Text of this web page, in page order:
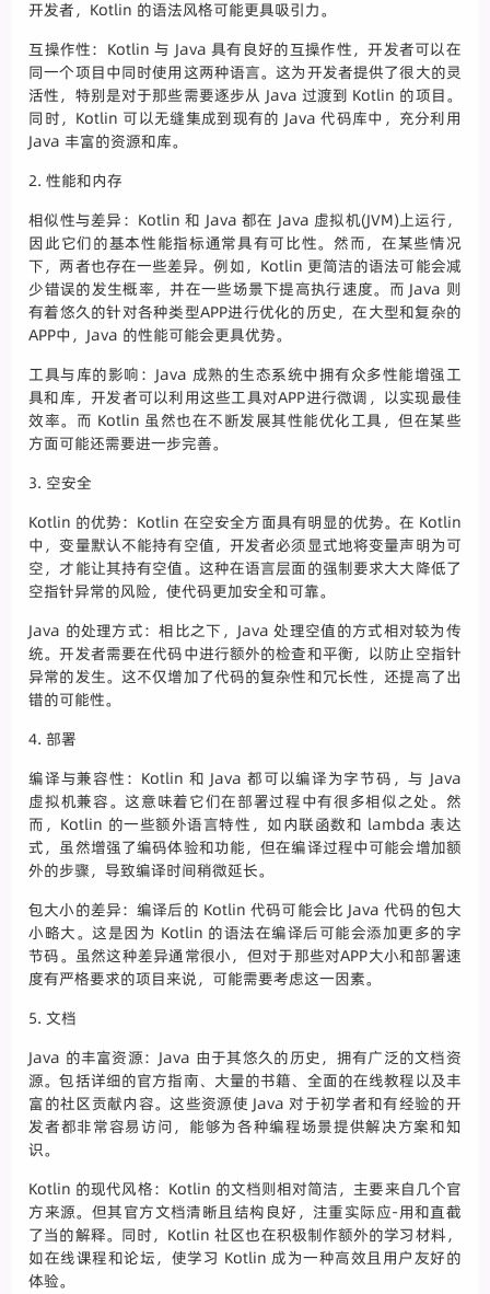
开发者，Kotlin 的语法风格可能更具吸引力。
互操作性：Kotlin 与 Java 具有良好的互操作性，开发者可以在
同一个项目中同时使用这两种语言。这为开发者提供了很大的灵
活性，特别是对于那些需要逐步从 Java 过渡到 Kotlin 的项目。
同时，Kotlin 可以无缝集成到现有的 Java 代码库中，充分利用
Java 丰富的资源和库。
2. 性能和内存
相似性与差异：Kotlin 和 Java 都在 Java 虚拟机(JVM)上运行，
因此它们的基本性能指标通常具有可比性。然而，在某些情况
下，两者也存在一些差异。例如，Kotlin 更简洁的语法可能会减
少错误的发生概率，并在一些场景下提高执行速度。而 Java 则
有着悠久的针对各种类型APP进行优化的历史，在大型和复杂的
APP中，Java 的性能可能会更具优势。
工具与库的影响：Java 成熟的生态系统中拥有众多性能增强工
具和库，开发者可以利用这些工具对APP进行微调，以实现最佳
效率。而 Kotlin 虽然也在不断发展其性能优化工具，但在某些
方面可能还需要进一步完善。
3. 空安全
Kotlin 的优势：Kotlin 在空安全方面具有明显的优势。在 Kotlin
中，变量默认不能持有空值，开发者必须显式地将变量声明为可
空，才能让其持有空值。这种在语言层面的强制要求大大降低了
空指针异常的风险，使代码更加安全和可靠。
Java 的处理方式：相比之下，Java 处理空值的方式相对较为传
统。开发者需要在代码中进行额外的检查和平衡，以防止空指针
异常的发生。这不仅增加了代码的复杂性和冗长性，还提高了出
错的可能性。
4. 部署
编译与兼容性：Kotlin 和 Java 都可以编译为字节码，与 Java
虚拟机兼容。这意味着它们在部署过程中有很多相似之处。然
而，Kotlin 的一些额外语言特性，如内联函数和 lambda 表达
式，虽然增强了编码体验和功能，但在编译过程中可能会增加额
外的步骤，导致编译时间稍微延长。
包大小的差异：编译后的 Kotlin 代码可能会比 Java 代码的包大
小略大。这是因为 Kotlin 的语法在编译后可能会添加更多的字
节码。虽然这种差异通常很小，但对于那些对APP大小和部署速
度有严格要求的项目来说，可能需要考虑这一因素。
5. 文档
Java 的丰富资源：Java 由于其悠久的历史，拥有广泛的文档资
源。包括详细的官方指南、大量的书籍、全面的在线教程以及丰
富的社区贡献内容。这些资源使 Java 对于初学者和有经验的开
发者都非常容易访问，能够为各种编程场景提供解决方案和知
识。
Kotlin 的现代风格：Kotlin 的文档则相对简洁，主要来自几个官
方来源。但其官方文档清晰且结构良好，注重实际应-用和直截
了当的解释。同时，Kotlin 社区也在积极制作额外的学习材料，
如在线课程和论坛，使学习 Kotlin 成为一种高效且用户友好的
体验。